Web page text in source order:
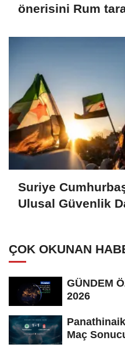
önerisini Rum
Suriye
Ulusal Güvenlik
ÇOK OKUNAN
GÜNDEM
2026
Maç